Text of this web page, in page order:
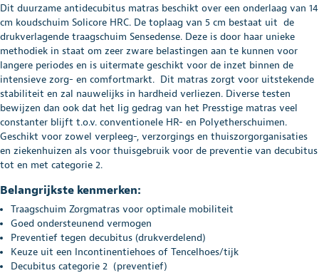
Dit duurzame antidecubitus matras beschikt over een onderlaag van 14
cm koudschuim Solicore HRC. De toplaag van 5 cm bestaat uit de
drukverlagende traagschuim Sensedense. Deze is door haar unieke
methodiek in staat om zeer zware belastingen aan te kunnen voor
langere periodes en is uitermate geschikt voor de inzet binnen de
intensieve zorg- en comfortmarkt. Dit matras zorgt voor uitstekende
stabiliteit en zal nauwelijks in hardheid verliezen. Diverse testen
bewijzen dan ook dat het lig gedrag van het Presstige matras veel
constanter blijft t.o.v. conventionele HR- en Polyetherschuimen.
Geschikt voor zowel verpleeg-, verzorgings en thuiszorgorganisaties
en ziekenhuizen als voor thuisgebruik voor de preventie van decubitus
tot en met categorie 2.
Belangrijkste kenmerken:
Traagschuim Zorgmatras voor optimale mobiliteit
Goed ondersteunend vermogen
Preventief tegen decubitus (drukverdelend)
Keuze uit een Incontinentiehoes of Tencelhoes/tijk
Decubitus categorie 2 (preventief)